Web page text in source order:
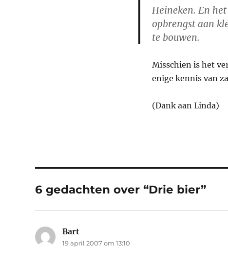
Heineken. En
opbrengst aan
te bouwen.
Misschien is het
enige kennis van
(Dank aan Linda)
6 gedachten over “Drie bier”
Bart
19 april 2007 om 13:10